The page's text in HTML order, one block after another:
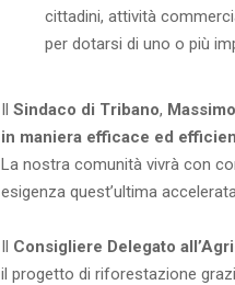
cittadini, attività
per dotarsi di uno o più
Il Sindaco di Tribano,
in maniera efficace ed
La nostra comunità vivrà con
esigenza quest’ultima
Il Consigliere Delegato
il progetto di riforestazione